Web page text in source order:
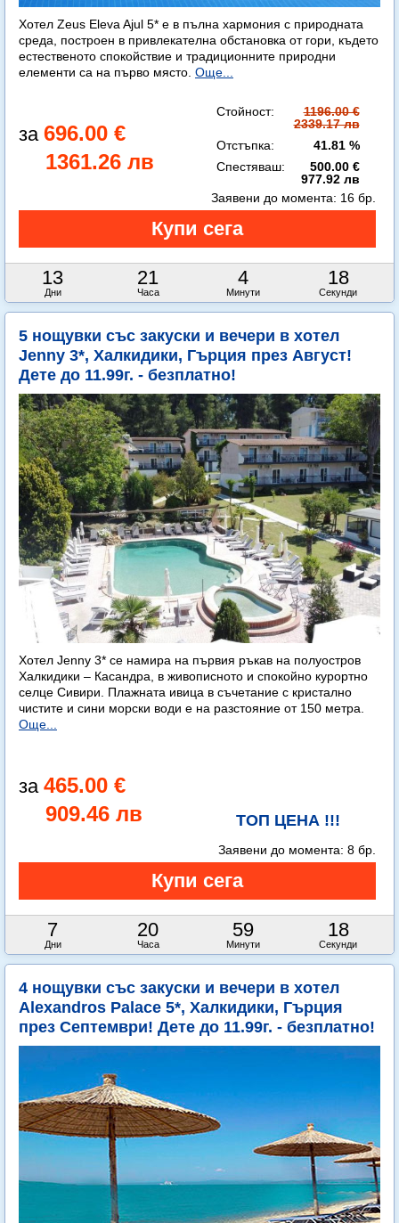
Хотел Zeus Eleva Ajul 5* е в пълна хармония с природната
среда, построен в привлекателна обстановка от гори, където
естественото спокойствие и традиционните природни
елементи са на първо място. Още...
696.00 €
1361.26 лв
Стойност:
1196.00 €
2339.17 лв
Отстъпка:
41.81 %
Спестяваш:
500.00 €
977.92 лв
13
Дни
21
Часа
4
Минути
16
Секунди
Заявени до момента: 16 бр.
5 нощувки със закуски и вечери в хотел
Jenny 3*, Халкидики, Гърция през Август!
Дете до 11.99г. - безплатно!
Хотел Jenny 3* се намира на първия ръкав на полуостров
Халкидики – Касандра, в живописното и спокойно курортно
селце Сивири. Плажната ивица в съчетание с кристално
чистите и сини морски води е на разстояние от 150 метра.
Още...
465.00 €
909.46 лв
ТОП ЦЕНА !!!
7
Дни
20
Часа
59
Минути
16
Секунди
Заявени до момента: 8 бр.
4 нощувки със закуски и вечери в хотел
Alexandros Palace 5*, Халкидики, Гърция
през Септември! Дете до 11.99г. - безплатно!